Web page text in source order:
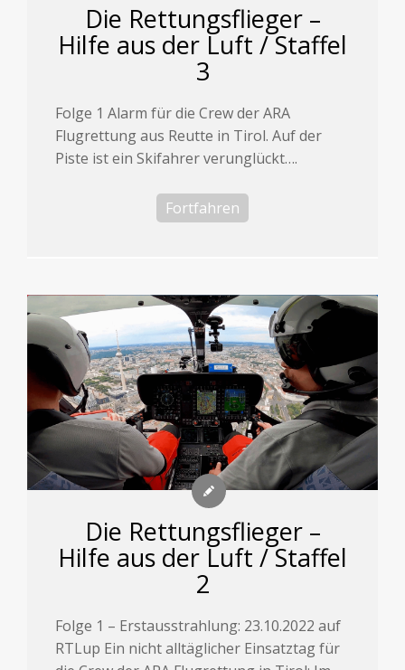
Die Rettungsflieger –
Hilfe aus der Luft / Staffel
3
Folge 1 Alarm für die Crew der ARA
Flugrettung aus Reutte in Tirol. Auf der
Piste ist ein Skifahrer verunglückt….
Fortfahren
Die Rettungsflieger –
Hilfe aus der Luft / Staffel
2
Folge 1 – Erstausstrahlung: 23.10.2022 auf
RTLup Ein nicht alltäglicher Einsatztag für